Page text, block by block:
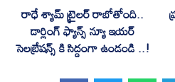
రాధే శ్యామ్ ట్రైలర్ రాబోతోంది..
డార్లింగ్ ఫ్యాన్స్ న్యూ ఇయర్
సెలబ్రేషన్స్ కి సిద్దంగా ఉండండి ..!